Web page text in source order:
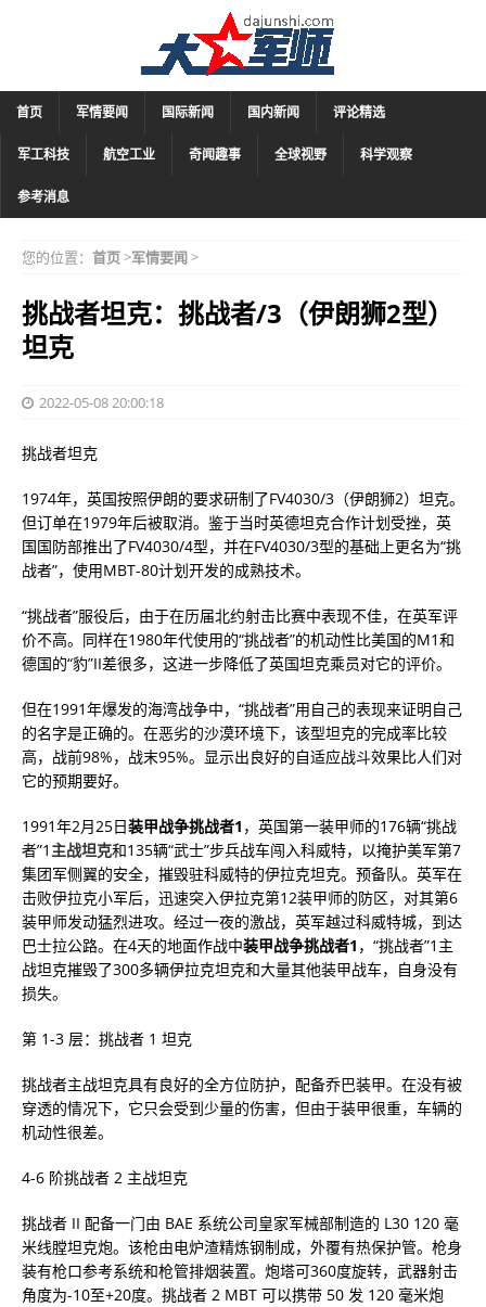
首页 军情要闻 国际新闻 国内新闻 评论精选
军工科技 航空工业 奇闻趣事 全球视野 科学观察
参考消息
您的位置： 首页>军情要闻>
挑战者坦克：挑战者/3（伊朗狮2型）
坦克
2022-05-08 20:00:18
挑战者坦克
1974年，英国按照伊朗的要求研制了FV4030/3（伊朗狮2）坦克。
但订单在1979年后被取消。鉴于当时英德坦克合作计划受挫，英
国国防部推出了FV4030/4型，并在FV4030/3型的基础上更名为“挑
战者”，使用MBT-80计划开发的成熟技术。
“挑战者”服役后，由于在历届北约射击比赛中表现不佳，在英军评
价不高。同样在1980年代使用的“挑战者”的机动性比美国的M1和
德国的“豹”II差很多，这进一步降低了英国坦克乘员对它的评价。
但在1991年爆发的海湾战争中，“挑战者”用自己的表现来证明自己
的名字是正确的。在恶劣的沙漠环境下，该型坦克的完成率比较
高，战前98%，战末95%。显示出良好的自适应战斗效果比人们对
它的预期要好。
1991年2月25日装甲战争挑战者1 ，英国第一装甲师的176辆“挑战
者”1主战坦克和135辆“武士”步兵战车闯入科威特，以掩护美军第7
集团军侧翼的安全，摧毁驻科威特的伊拉克坦克。预备队。英军在
击败伊拉克小军后，迅速突入伊拉克第12装甲师的防区，对其第6
装甲师发动猛烈进攻。经过一夜的激战，英军越过科威特城，到达
巴士拉公路。在4天的地面作战中装甲战争挑战者1 ，“挑战者”1主
战坦克摧毁了300多辆伊拉克坦克和大量其他装甲战车，自身没有
损失。
第 1-3 层：挑战者 1 坦克
挑战者主战坦克具有良好的全方位防护，配备乔巴装甲。在没有被
穿透的情况下，它只会受到少量的伤害，但由于装甲很重，车辆的
机动性很差。
4-6 阶挑战者 2 主战坦克
挑战者 II 配备一门由 BAE 系统公司皇家军械部制造的 L30 120 毫
米线膛坦克炮。该枪由电炉渣精炼钢制成，外覆有热保护管。枪身
装有枪口参考系统和枪管排烟装置。炮塔可360度旋转，武器射击
角度为-10至+20度。挑战者 2 MBT 可以携带 50 发 120 毫米炮